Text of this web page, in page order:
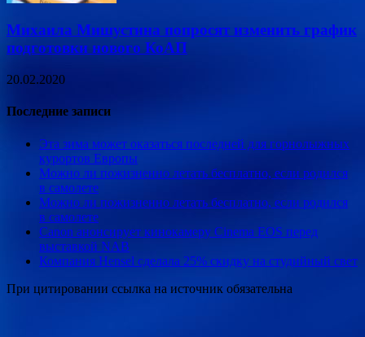
Михаила Мишустина попросят изменить график
подготовки нового КоАП
20.02.2020
Последние записи
Эта зима может оказаться последней для горнолыжных
курортов Европы
Можно ли пожизненно летать бесплатно, если родился
в самолете
Можно ли пожизненно летать бесплатно, если родился
в самолете
Canon анонсирует кинокамеру Cinema EOS перед
выставкой NAB
Компания Hensel сделала 25% скидку на студийный свет
При цитировании ссылка на источник обязательна